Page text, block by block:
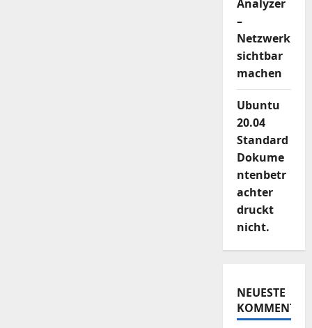
Analyzer
–
Netzwerk
sichtbar
machen
Ubuntu
20.04
Standard
Dokume
ntenbetr
achter
druckt
nicht.
NEUESTE